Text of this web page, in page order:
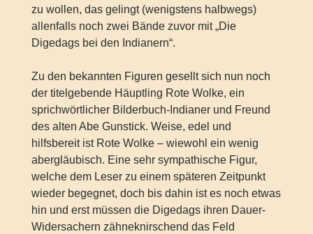
zu wollen, das gelingt (wenigstens halbwegs)
allenfalls noch zwei Bände zuvor mit „Die
Digedags bei den Indianern“.
Zu den bekannten Figuren gesellt sich nun noch
der titelgebende Häuptling Rote Wolke, ein
sprichwörtlicher Bilderbuch-Indianer und Freund
des alten Abe Gunstick. Weise, edel und
hilfsbereit ist Rote Wolke – wiewohl ein wenig
abergläubisch. Eine sehr sympathische Figur,
welche dem Leser zu einem späteren Zeitpunkt
wieder begegnet, doch bis dahin ist es noch etwas
hin und erst müssen die Digedags ihren Dauer-
Widersachern zähneknirschend das Feld